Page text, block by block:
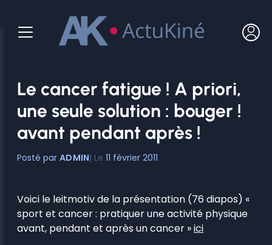
contenu
Le cancer fatigue ! A priori,
une seule solution : bouger !
avant pendant après !
ADMIN 11 février 2011
Voici le leitmotiv de la présentation (76 diapos) «
sport et cancer : pratiquer une activité physique
avant, pendant et après un cancer »ici